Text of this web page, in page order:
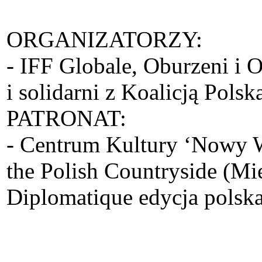
ORGANIZATORZY:
- IFF Globale, Oburzeni i
i solidarni z Koalicją
PATRONAT:
- Centrum Kultury ‘Nowy
the Polish Countryside
Diplomatique edycja